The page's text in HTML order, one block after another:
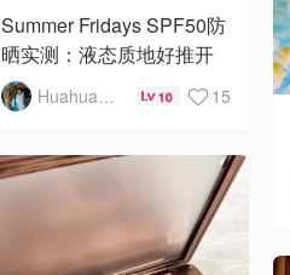
Summer Fridays SPF50防
晒实测：液态质地好推开
Huahua园长 10 15